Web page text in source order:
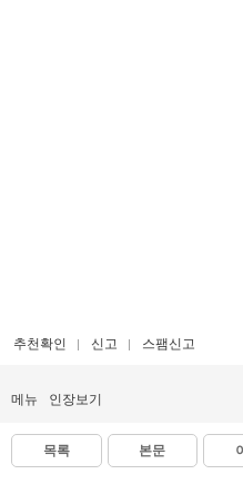
추천확인 신고 스팸신고
메뉴 인장보기
목록 본문